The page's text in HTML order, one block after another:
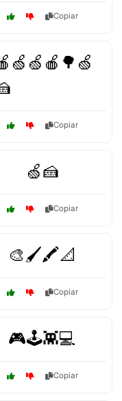
Copiar
Copiar
🍏🍰
Copiar
🎨🖌️🖍️📐
Copiar
🎮🕹️👾💻
Copiar